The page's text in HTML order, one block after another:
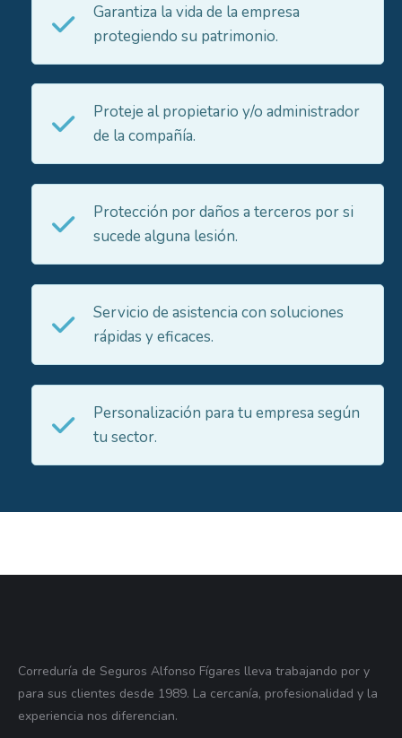
Garantiza la vida de la empresa
protegiendo su patrimonio.
Proteje al propietario y/o administrador
de la compañía.
Protección por daños a terceros por si
sucede alguna lesión.
Servicio de asistencia con soluciones
rápidas y eficaces.
Personalización para tu empresa según
tu sector.
Correduría de Seguros Alfonso Fígares lleva trabajando por y
para sus clientes desde 1989. La cercanía, profesionalidad y la
experiencia nos diferencian.